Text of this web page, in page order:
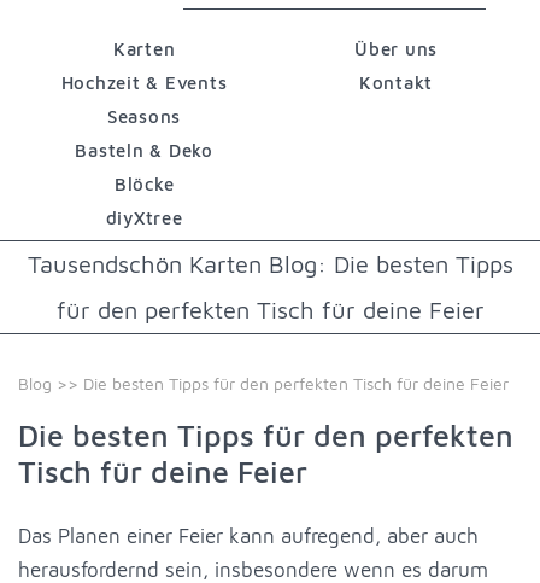
Karten
Hochzeit & Events
Seasons
Basteln & Deko
Blöcke
diyXtree
Über uns
Kontakt
Tausendschön Karten Blog: Die besten Tipps
für den perfekten Tisch für deine Feier
Blog >> Die besten Tipps für den perfekten Tisch für deine Feier
Die besten Tipps für den perfekten
Tisch für deine Feier
Das Planen einer Feier kann aufregend, aber auch
herausfordernd sein, insbesondere wenn es darum